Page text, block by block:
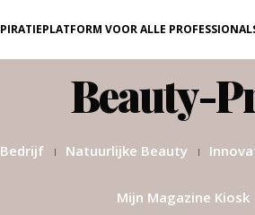
VOOR ALLE
Beauty-
Natuurlijke Beauty
Mijn Magazine Kiosk